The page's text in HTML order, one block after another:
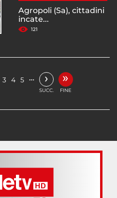
Agropoli (Sa), cittadini
incate...
121
3 4 5 … ›
SUCC.
»
FINE